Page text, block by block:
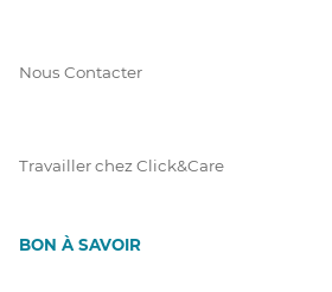
Nous Contacter
Travailler chez Click&Care
BON À SAVOIR